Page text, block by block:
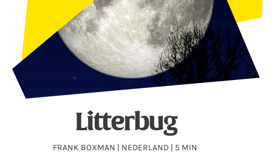
Litterbug
FRANK BOXMAN | NEDERLAND | 5 MIN